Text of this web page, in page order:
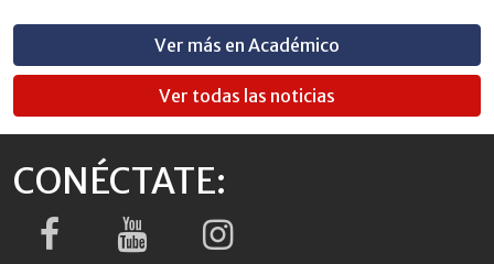
Ver más en Académico
Ver todas las noticias
CONÉCTATE: